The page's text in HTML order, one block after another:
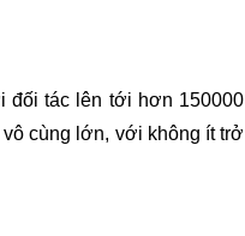
đối tác lên tới hơn 150000
cùng lớn, với không ít trở